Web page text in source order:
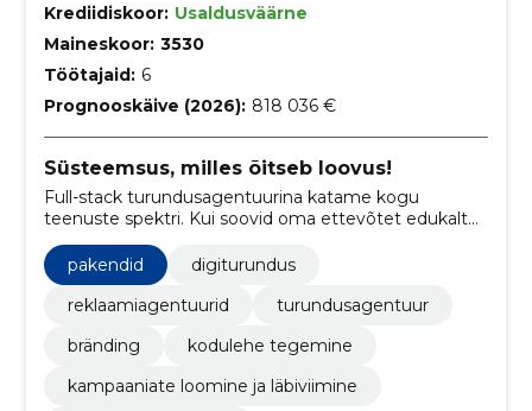
Krediidiskoor: Usaldusväärne
Maineskoor: 3530
Töötajaid: 6
Prognooskäive (2026): 818 036 €
Süsteemsus, milles õitseb loovus!
Full-stack turundusagentuurina katame kogu
teenuste spektri. Kui soovid oma ettevõtet edukalt
turundada, leia meie teenustest just sulle sobivad
ning võta ühendust.
pakendid
digiturundus
reklaamiagentuurid
turundusagentuur
bränding
kodulehe tegemine
kampaaniate loomine ja läbiviimine